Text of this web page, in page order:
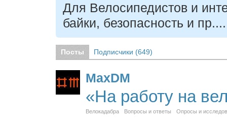
Для Велосипедистов и
байки, безопасность и пр....
Посты Подписчики (649)
MaxDM
«На работу на
Велокадабра Вопросы и ответы Опросы и